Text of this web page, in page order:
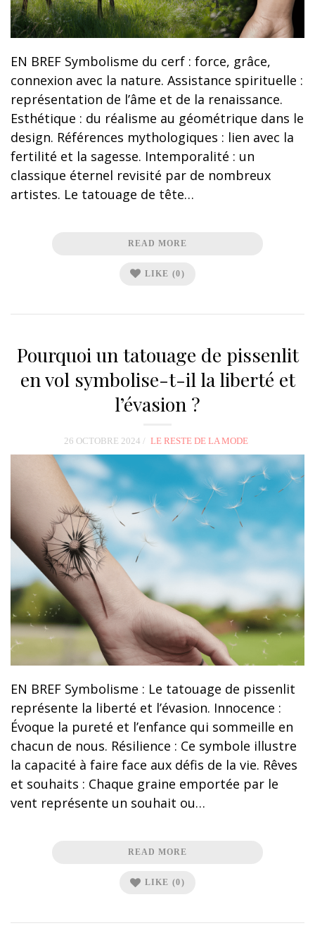
EN BREF Symbolisme du cerf : force, grâce,
connexion avec la nature. Assistance spirituelle :
représentation de l’âme et de la renaissance.
Esthétique : du réalisme au géométrique dans le
design. Références mythologiques : lien avec la
fertilité et la sagesse. Intemporalité : un
classique éternel revisité par de nombreux
artistes. Le tatouage de tête…
READ MORE
LIKE (0)
Pourquoi un tatouage de pissenlit
en vol symbolise-t-il la liberté et
l’évasion ?
26 OCTOBRE 2024 LE RESTE DE LA MODE
EN BREF Symbolisme : Le tatouage de pissenlit
représente la liberté et l’évasion. Innocence :
Évoque la pureté et l’enfance qui sommeille en
chacun de nous. Résilience : Ce symbole illustre
la capacité à faire face aux défis de la vie. Rêves
et souhaits : Chaque graine emportée par le
vent représente un souhait ou…
READ MORE
LIKE (0)